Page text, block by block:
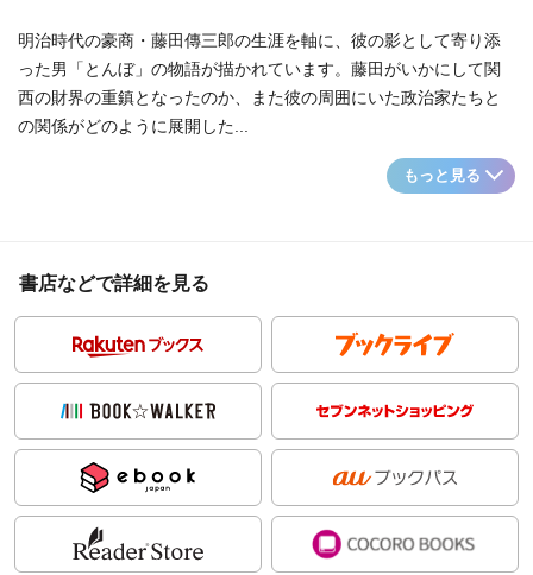
明治時代の豪商・藤田傳三郎の生涯を軸に、彼の影として寄り添
った男「とんぼ」の物語が描かれています。藤田がいかにして関
西の財界の重鎮となったのか、また彼の周囲にいた政治家たちと
の関係がどのように展開した...
もっと見る
書店などで詳細を見る